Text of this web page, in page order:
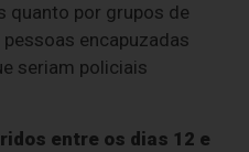
quanto por grupos de
encapuzadas
seriam policiais
entre os dias 12 e